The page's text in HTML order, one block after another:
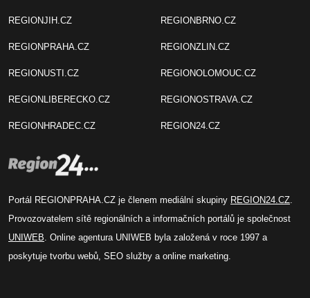
REGIONJIH.CZ
REGIONPRAHA.CZ
REGIONUSTI.CZ
REGIONLIBERECKO.CZ
REGIONHRADEC.CZ
REGIONBRNO.CZ
REGIONZLIN.CZ
REGIONOLOMOUC.CZ
REGIONOSTRAVA.CZ
REGION24.CZ
Portál REGIONPRAHA.CZ je členem mediální skupiny REGION24.CZ
Provozovatelem sítě regionálních a informačních portálů je společnost
UNIWEB . Online agentura UNIWEB byla založená v roce 1997 a
poskytuje tvorbu webů, SEO služby a online marketing.